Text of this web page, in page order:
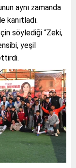
aynı zamanda
kanıtladı.
söylediği “Zeki,
yeşil